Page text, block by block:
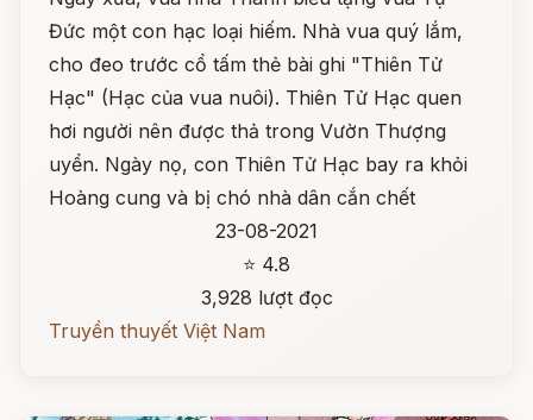
Đức một con hạc loại hiếm. Nhà vua quý lắm,
cho đeo trước cổ tấm thẻ bài ghi "Thiên Tử
Hạc" (Hạc của vua nuôi). Thiên Tử Hạc quen
hơi người nên được thả trong Vườn Thượng
uyển. Ngày nọ, con Thiên Tử Hạc bay ra khỏi
Hoàng cung và bị chó nhà dân cắn chết
23-08-2021
⭐ 4.8
3,928 lượt đọc
Truyền thuyết Việt Nam